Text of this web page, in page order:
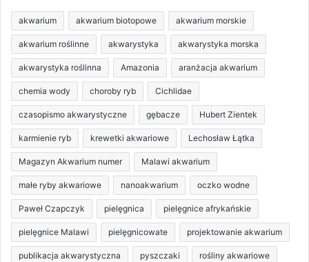
akwarium akwarium biotopowe akwarium morskie
akwarium roślinne akwarystyka akwarystyka morska
akwarystyka roślinna Amazonia aranżacja akwarium
chemia wody choroby ryb Cichlidae
czasopismo akwarystyczne gębacze Hubert Zientek
karmienie ryb krewetki akwariowe Lechosław Łątka
Magazyn Akwarium numer Malawi akwarium
małe ryby akwariowe nanoakwarium oczko wodne
Paweł Czapczyk pielęgnica pielęgnice afrykańskie
pielęgnice Malawi pielęgnicowate projektowanie akwarium
publikacja akwarystyczna pyszczaki rośliny akwariowe